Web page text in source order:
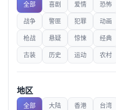
全部 喜剧 爱情 恐怖
战争 警匪 犯罪 动画
枪战 悬疑 惊悚 经典
古装 历史 运动 农村
地区
全部 大陆 香港 台湾